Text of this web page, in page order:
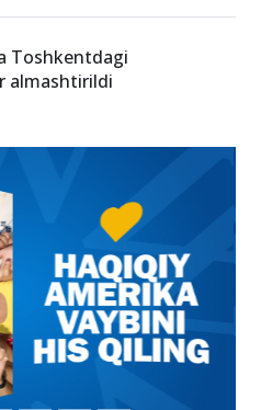
Toshkentdagi
almashtirildi